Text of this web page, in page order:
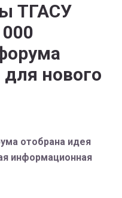
ТГАСУ
нового
отобрана идея
информационная